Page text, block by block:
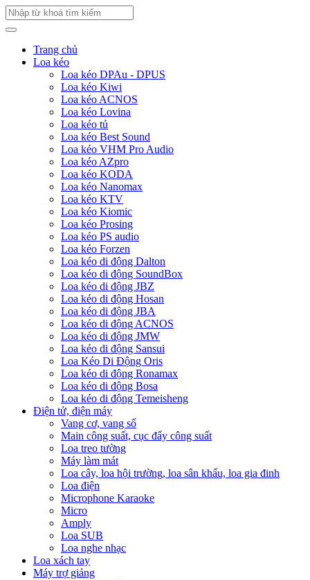
Trang chủ
Loa kéo
Loa kéo DPAu - DPUS
Loa kéo Kiwi
Loa kéo ACNOS
Loa kéo Lovina
Loa kéo tủ
Loa kéo Best Sound
Loa kéo VHM Pro Audio
Loa kéo AZpro
Loa kéo KODA
Loa kéo Nanomax
Loa kéo KTV
Loa kéo Kiomic
Loa kéo Prosing
Loa kéo PS audio
Loa kéo Forzen
Loa kéo di động Dalton
Loa kéo di động SoundBox
Loa kéo di động JBZ
Loa kéo di động Hosan
Loa kéo di động JBA
Loa kéo di động ACNOS
Loa kéo di động JMW
Loa kéo di động Sansui
Loa Kéo Di Động Oris
Loa kéo di động Ronamax
Loa kéo di động Bosa
Loa kéo di động Temeisheng
Điện tử, điện máy
Vang cơ, vang số
Main công suất, cục đẩy công suất
Loa treo tường
Máy làm mát
Loa cây, loa hội trường, loa sân khấu, loa gia đinh
Loa điện
Microphone Karaoke
Micro
Amply
Loa SUB
Loa nghe nhạc
Loa xách tay
Máy trợ giảng